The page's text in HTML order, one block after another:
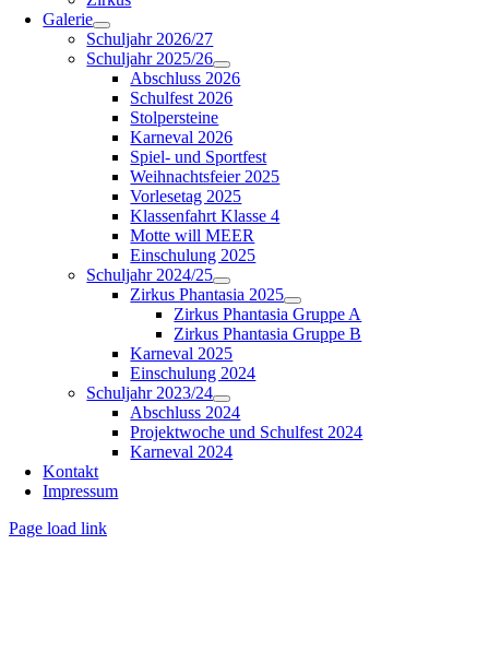
Galerie
Schuljahr 2026/27
Schuljahr 2025/26
Abschluss 2026
Schulfest 2026
Stolpersteine
Karneval 2026
Spiel- und Sportfest
Weihnachtsfeier 2025
Vorlesetag 2025
Klassenfahrt Klasse 4
Motte will MEER
Einschulung 2025
Schuljahr 2024/25
Zirkus Phantasia 2025
Zirkus Phantasia Gruppe A
Zirkus Phantasia Gruppe B
Karneval 2025
Einschulung 2024
Schuljahr 2023/24
Abschluss 2024
Projektwoche und Schulfest 2024
Karneval 2024
Kontakt
Impressum
Page load link